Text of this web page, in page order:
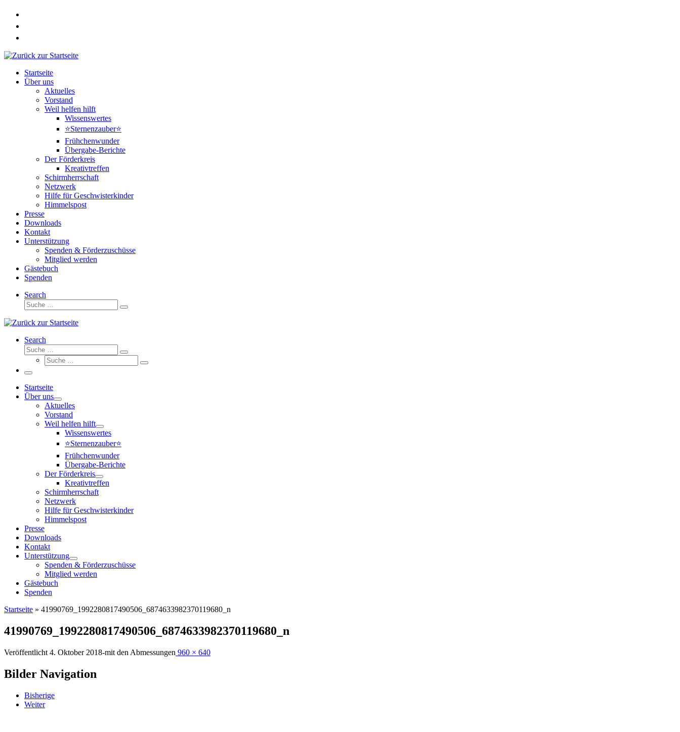
Zum
springen
Startseite
Über uns
Aktuelles
Vorstand
Weil helfen hilft
Wissenswertes
⭐Sternenzauber⭐
Frühchenwunder
Übergabe-Berichte
Der Förderkreis
Kreativtreffen
Schirmherrschaft
Netzwerk
Hilfe für Geschwisterkinder
Himmelspost
Presse
Downloads
Kontakt
Unterstützung
Spenden & Förderzuschüsse
Mitglied werden
Gästebuch
Spenden
Search
Suche
Suche
Search
Suche
Suche
Suche
Suche
Menü
Startseite
Über uns
Aktuelles
Vorstand
Weil helfen hilft
Wissenswertes
⭐Sternenzauber⭐
Frühchenwunder
Übergabe-Berichte
Der Förderkreis
Kreativtreffen
Schirmherrschaft
Netzwerk
Hilfe für Geschwisterkinder
Himmelspost
Presse
Downloads
Kontakt
Unterstützung
Spenden & Förderzuschüsse
Mitglied werden
Gästebuch
Spenden
Startseite » 41990769_1992280817490506_6874633982370119680_n
41990769_1992280817490506_6874633982370119680_n
Veröffentlicht 4. Oktober 2018-mit den Abmessungen 960 × 640
Bilder Navigation
Bisherige
Weiter